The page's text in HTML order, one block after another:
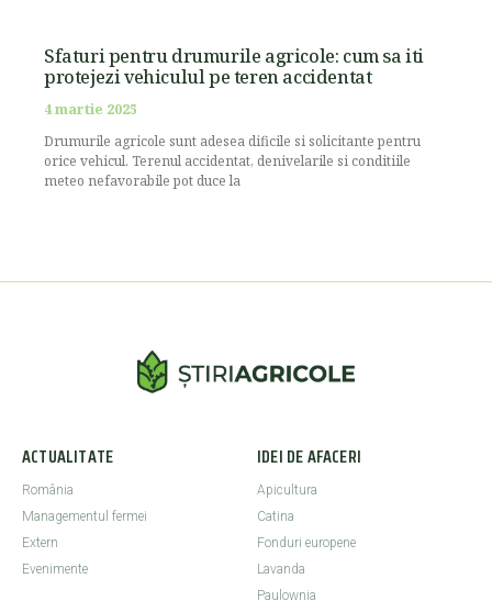
Sfaturi pentru drumurile agricole: cum sa iti
protejezi vehiculul pe teren accidentat
4 martie 2025
Drumurile agricole sunt adesea dificile si solicitante pentru
orice vehicul. Terenul accidentat, denivelarile si conditiile
meteo nefavorabile pot duce la
ACTUALITATE
România
Managementul fermei
Extern
Evenimente
IDEI DE AFACERI
Apicultura
Catina
Fonduri europene
Lavanda
Paulownia